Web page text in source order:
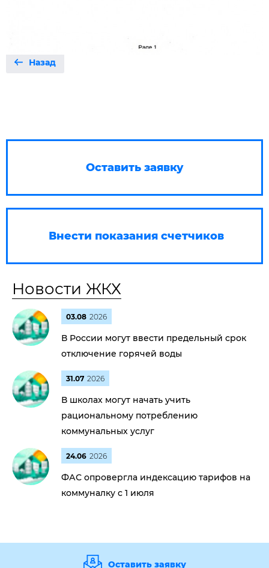
Назад
Оставить заявку
Внести показания счетчиков
Новости ЖКХ
03.08 2026
В России могут ввести предельный срок
отключение горячей воды
31.07 2026
В школах могут начать учить
рациональному потреблению
коммунальных услуг
24.06 2026
ФАС опровергла индексацию тарифов на
коммуналку с 1 июля
Оставить заявку